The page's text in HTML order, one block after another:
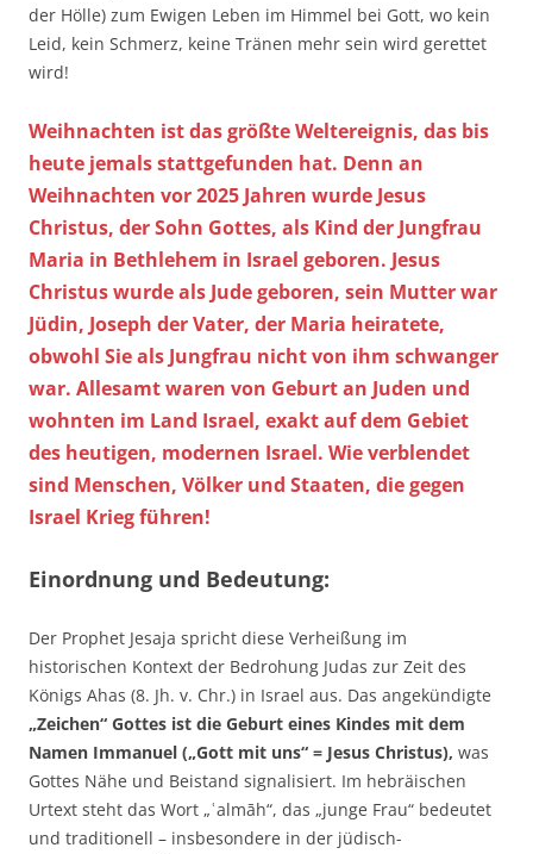
der Hölle) zum Ewigen Leben im Himmel bei Gott, wo kein
Leid, kein Schmerz, keine Tränen mehr sein wird gerettet
wird!
Weihnachten ist das größte Weltereignis, das bis
heute jemals stattgefunden hat. Denn an
Weihnachten vor 2025 Jahren wurde Jesus
Christus, der Sohn Gottes, als Kind der Jungfrau
Maria in Bethlehem in Israel geboren. Jesus
Christus wurde als Jude geboren, sein Mutter war
Jüdin, Joseph der Vater, der Maria heiratete,
obwohl Sie als Jungfrau nicht von ihm schwanger
war. Allesamt waren von Geburt an Juden und
wohnten im Land Israel, exakt auf dem Gebiet
des heutigen, modernen Israel. Wie verblendet
sind Menschen, Völker und Staaten, die gegen
Israel Krieg führen!
Einordnung und Bedeutung:
Der Prophet Jesaja spricht diese Verheißung im
historischen Kontext der Bedrohung Judas zur Zeit des
Königs Ahas (8. Jh. v. Chr.) in Israel aus. Das angekündigte
„Zeichen“ Gottes ist die Geburt eines Kindes mit dem
Namen Immanuel („Gott mit uns“ = Jesus Christus), was
Gottes Nähe und Beistand signalisiert. Im hebräischen
Urtext steht das Wort „ʿalmāh“, das „junge Frau“ bedeutet
und traditionell – insbesondere in der jüdisch-